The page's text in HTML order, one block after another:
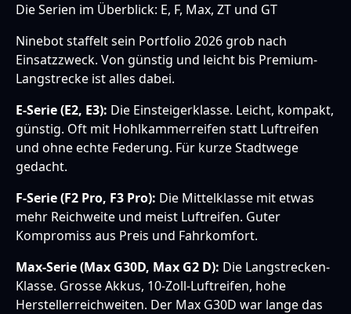
Die Serien im Überblick: E, F, Max, ZT und GT
Ninebot staffelt sein Portfolio 2026 grob nach
Einsatzzweck. Von günstig und leicht bis Premium-
Langstrecke ist alles dabei.
E-Serie (E2, E3): Die Einsteigerklasse. Leicht, kompakt,
günstig. Oft mit Hohlkammerreifen statt Luftreifen
und ohne echte Federung. Für kurze Stadtwege
gedacht.
F-Serie (F2 Pro, F3 Pro): Die Mittelklasse mit etwas
mehr Reichweite und meist Luftreifen. Guter
Kompromiss aus Preis und Fahrkomfort.
Max-Serie (Max G30D, Max G2 D): Die Langstrecken-
Klasse. Grosse Akkus, 10-Zoll-Luftreifen, hohe
Herstellerreichweiten. Der Max G30D war lange das